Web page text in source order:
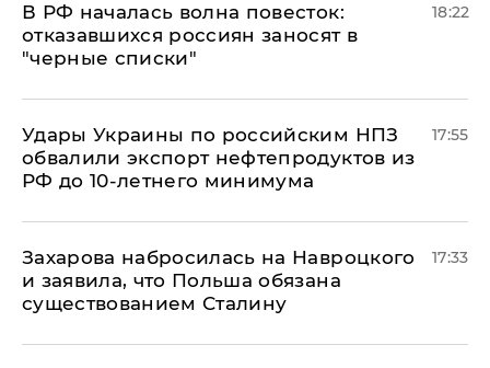
​В РФ началась волна повесток:
отказавшихся россиян заносят в
"черные списки"
18:22
Удары Украины по российским НПЗ
обвалили экспорт нефтепродуктов из
РФ до 10-летнего минимума
17:55
​Захарова набросилась на Навроцкого
и заявила, что Польша обязана
существованием Сталину
17:33